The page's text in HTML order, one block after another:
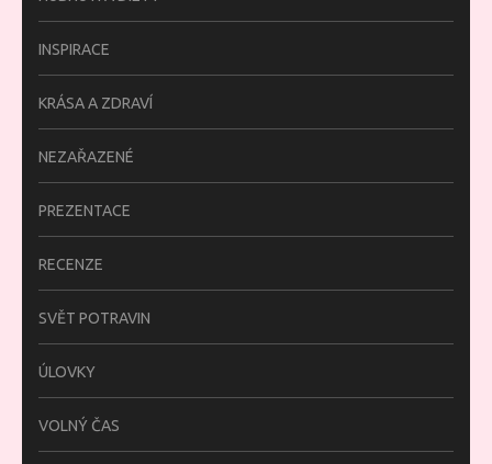
INSPIRACE
KRÁSA A ZDRAVÍ
NEZAŘAZENÉ
PREZENTACE
RECENZE
SVĚT POTRAVIN
ÚLOVKY
VOLNÝ ČAS